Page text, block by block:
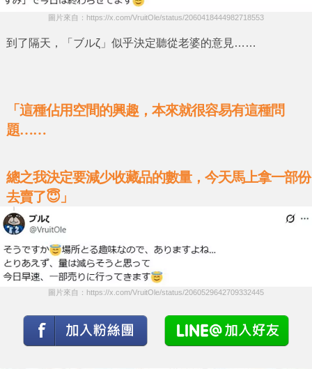
圖片來自：https://x.com/VruitOle/status/2060418444982718553
到了隔天， 「ブルζ」 似乎決定聽從老婆的意見……
「這種佔用空間的興趣，本來就很容易有這種問
題……
總之我決定要減少收藏品的數量，今天馬上拿一部份
去賣了😇」
圖片來自：https://x.com/VruitOle/status/2060529642709332445